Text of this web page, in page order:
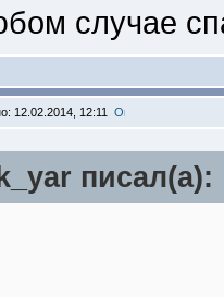
случае
12.02.2014, 12:11
писал(a):